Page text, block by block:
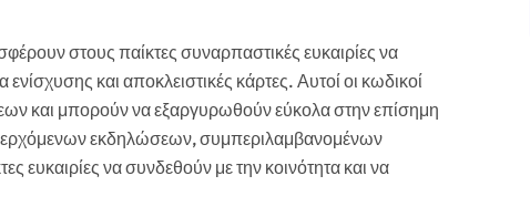
στους παίκτες συναρπαστικές ευκαιρίες να
και αποκλειστικές κάρτες. Αυτοί οι κωδικοί
και μπορούν να εξαργυρωθούν εύκολα στην επίσημη
εκδηλώσεων, συμπεριλαμβανομένων
ευκαιρίες να συνδεθούν με την κοινότητα και να